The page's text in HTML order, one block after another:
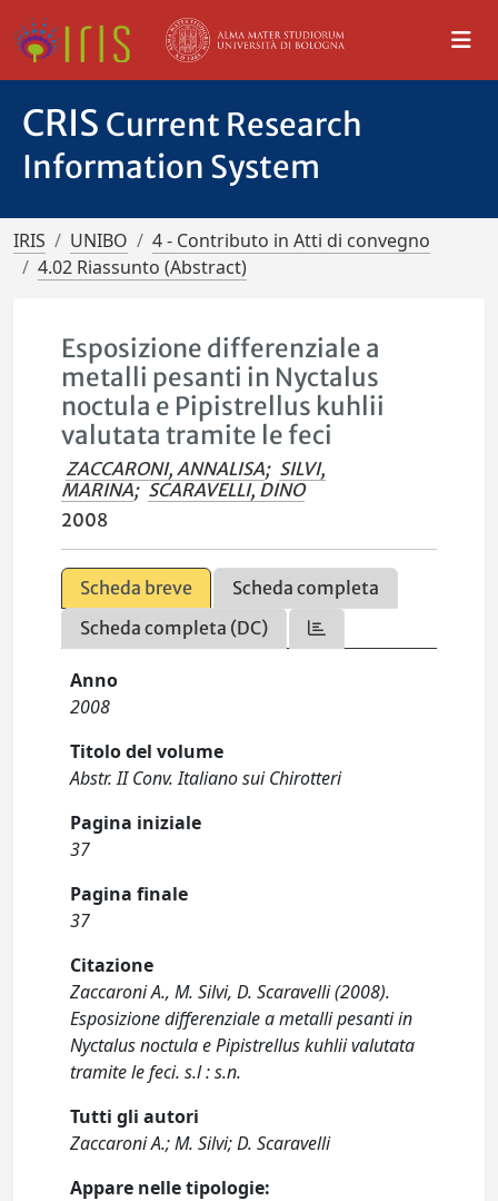
CRIS Current Research
Information System
IRIS UNIBO
4 - Contributo in Atti di convegno
4.02 Riassunto (Abstract)
Esposizione differenziale a
metalli pesanti in Nyctalus
noctula e Pipistrellus kuhlii
valutata tramite le feci
ZACCARONI, ANNALISA; SILVI,
MARINA; SCARAVELLI, DINO
2008
Scheda breve
Scheda completa
Scheda completa (DC)
Anno
2008
Titolo del volume
Abstr. II Conv. Italiano sui Chirotteri
Pagina iniziale
37
Pagina finale
37
Citazione
Zaccaroni A., M. Silvi, D. Scaravelli (2008).
Esposizione differenziale a metalli pesanti in
Nyctalus noctula e Pipistrellus kuhlii valutata
tramite le feci. s.l : s.n.
Tutti gli autori
Zaccaroni A.; M. Silvi; D. Scaravelli
Appare nelle tipologie: